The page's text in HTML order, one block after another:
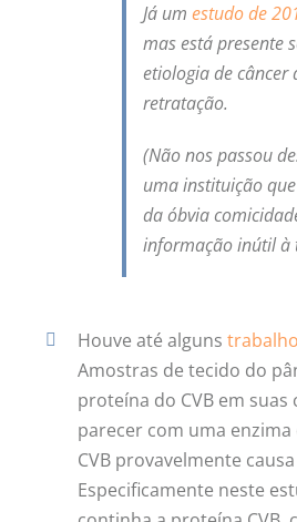
Já umestudo de
mas está presente
etiologia de câncer
retratação.
(Não nos passou
uma instituição
da óbvia
informação inútil à
Houve até alguns
Amostras de tecido do
proteína do CVB em
parecer com uma
CVB provavelmente
Especificamente neste